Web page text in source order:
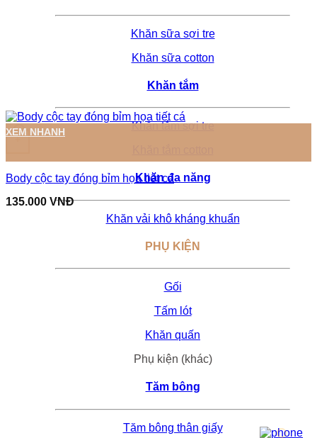
Khăn sữa sợi tre
Khăn sữa cotton
Khăn tắm
Khăn tắm sợi tre
Khăn đa năng
Khăn vải khô kháng khuẩn
PHỤ KIỆN
Gối
Tấm lót
Khăn quấn
Phụ kiện (khác)
Tăm bông
Tăm bông thân giấy
+
Sản phẩm này có nhiều biến thể. Các tùy chọn có thể được
XEM NHANH
Body cộc tay đóng bỉm họa tiết cá
135.000 VNĐ